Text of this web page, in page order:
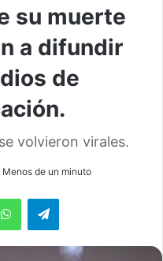
su muerte
a difundir
de
volvieron virales.
Menos de un minuto
WhatsAppTelegram